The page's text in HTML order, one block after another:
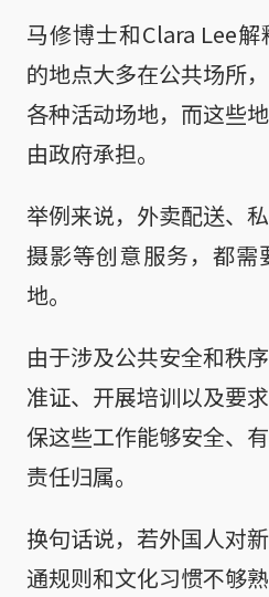
马修博士和Clara Lee
的地点大多在公共场所
各种活动场地，而这些
由政府承担。
举例来说，外卖配送、
摄影等创意服务，都需
地。
由于涉及公共安全和秩
准证、开展培训以及要
保这些工作能够安全、
责任归属。
换句话说，若外国人对
通规则和文化习惯不够